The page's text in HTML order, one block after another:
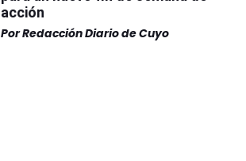
acción
PorRedacción Diario de Cuyo